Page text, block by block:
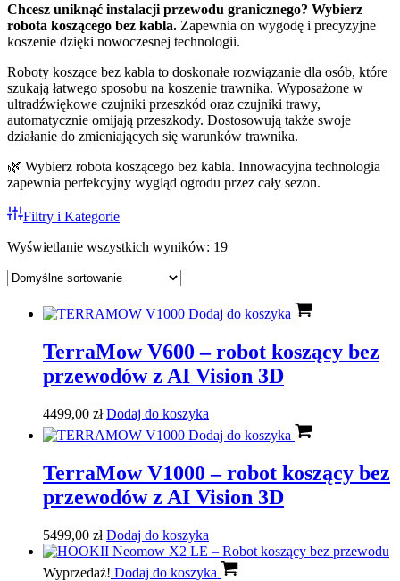
Chcesz uniknąć instalacji przewodu granicznego? Wybierz
robota koszącego bez kabla. Zapewnia on wygodę i precyzyjne
koszenie dzięki nowoczesnej technologii.
Roboty koszące bez kabla to doskonałe rozwiązanie dla osób, które
szukają łatwego sposobu na koszenie trawnika. Wyposażone w
ultradźwiękowe czujniki przeszkód oraz czujniki trawy,
automatycznie omijają przeszkody. Dostosowują także swoje
działanie do zmieniających się warunków trawnika.
🌿 Wybierz robota koszącego bez kabla. Innowacyjna technologia
zapewnia perfekcyjny wygląd ogrodu przez cały sezon.
Filtry i Kategorie
Wyświetlanie wszystkich wyników: 19
Dodaj do koszyka
TerraMow V600 – robot koszący bez
przewodów z AI Vision 3D
4499,00 zł Dodaj do koszyka
Dodaj do koszyka
TerraMow V1000 – robot koszący bez
przewodów z AI Vision 3D
5499,00 zł Dodaj do koszyka
Wyprzedaż! Dodaj do koszyka